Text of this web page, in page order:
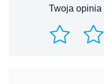
Twoja opinia